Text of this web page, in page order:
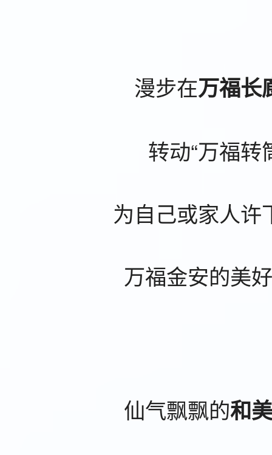
漫步在万福长
转动“万福转
为自己或家人许
万福金安的美
仙气飘飘的和